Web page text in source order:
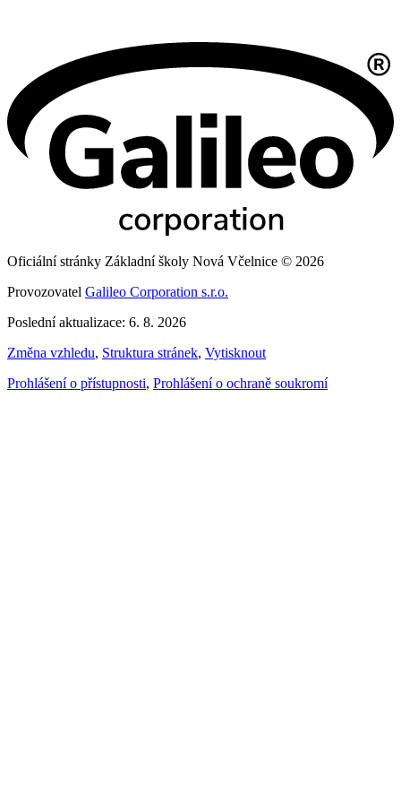
Oficiální stránky Základní školy Nová Včelnice © 2026
Provozovatel Galileo Corporation s.r.o.
Poslední aktualizace: 6. 8. 2026
Změna vzhledu, Struktura stránek, Vytisknout
Prohlášení o přístupnosti, Prohlášení o ochraně soukromí